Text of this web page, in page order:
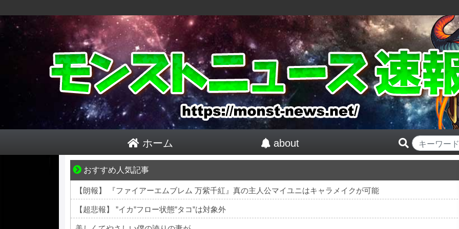
ホーム about
おすすめ人気記事
身近すぎる“厄介な人たち”が大集合！
【朗報】 『ファイアーエムブレム 万紫千紅』真の主人公マイユニはキャラメイクが可能
【超悲報】 ”イカ”フロー状態”タコ”は対象外